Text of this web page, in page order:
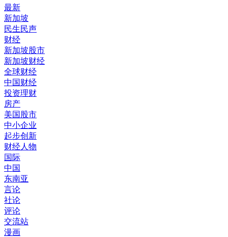
最新
新加坡
民生民声
财经
新加坡股市
新加坡财经
全球财经
中国财经
投资理财
房产
美国股市
中小企业
起步创新
财经人物
国际
中国
东南亚
言论
社论
评论
交流站
漫画